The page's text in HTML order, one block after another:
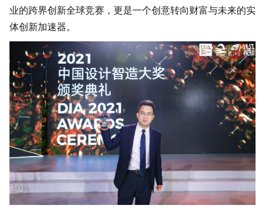
业的跨界创新全球竞赛，更是一个创意转向财富与未来的实
体创新加速器。